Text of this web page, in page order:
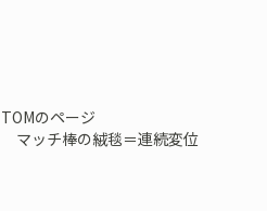
TOMのページ
マッチ棒の絨毯＝連続変位